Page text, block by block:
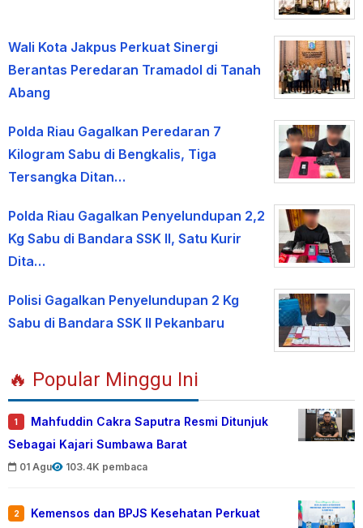
Wali Kota Jakpus Perkuat Sinergi
Berantas Peredaran Tramadol di Tanah
Abang
Polda Riau Gagalkan Peredaran 7
Kilogram Sabu di Bengkalis, Tiga
Tersangka Ditan…
Polda Riau Gagalkan Penyelundupan 2,2
Kg Sabu di Bandara SSK II, Satu Kurir
Dita…
Polisi Gagalkan Penyelundupan 2 Kg
Sabu di Bandara SSK II Pekanbaru
🔥 Popular Minggu Ini
1
Mahfuddin Cakra Saputra Resmi Ditunjuk
Sebagai Kajari Sumbawa Barat
01 Agu 103.4K pembaca
2
Kemensos dan BPJS Kesehatan Perkuat